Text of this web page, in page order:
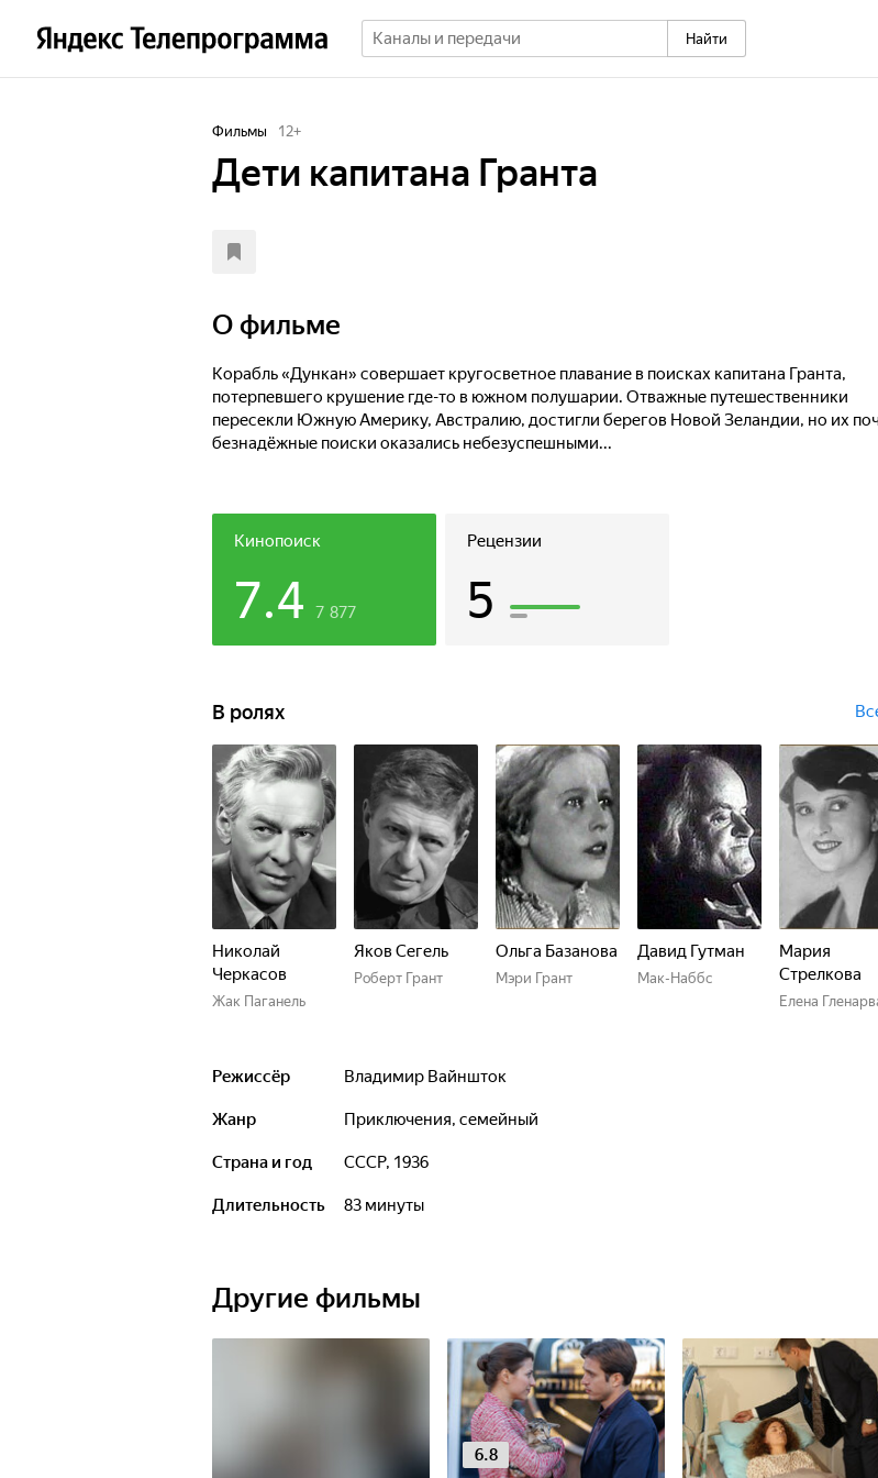
Найти
Фильмы 12+
Дети капитана Гранта
О фильме
Корабль «Дункан» совершает кругосветное плавание в поисках капитана Гранта,
потерпевшего крушение где-то в южном полушарии. Отважные путешественники
пересекли Южную Америку, Австралию, достигли берегов Новой Зеландии, но их
безнадёжные поиски оказались небезуспешными...
Кинопоиск
7.4 7 877
Рецензии
5
В ролях
Николай
Черкасов
Жак Паганель
Яков Сегель
Роберт Грант
Ольга Базанова
Мэри Грант
Давид Гутман
Мак-Наббс
Мария
Стрелкова
Елена
Режиссёр Владимир Вайншток
Жанр приключения, семейный
Страна и год СССР, 1936
Длительность 83 минуты
Другие фильмы
6.8